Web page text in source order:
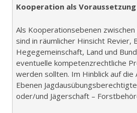
Kooperation als
Als Kooperationsebenen
sind in räumlicher Hinsicht Revier,
Hegegemeinschaft, Land und
eventuelle kompetenzrechtliche
werden sollten. Im Hinblick auf die
Ebenen
oder/und Jägerschaft –